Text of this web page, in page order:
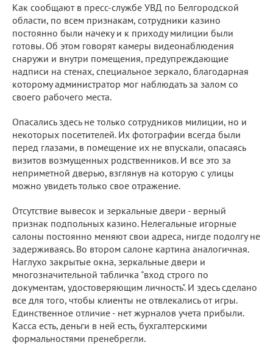
Как сообщают в пресс-службе УВД по Белгородской
области, по всем признакам, сотрудники казино
постоянно были начеку и к приходу милиции были
готовы. Об этом говорят камеры видеонаблюдения
снаружи и внутри помещения, предупреждающие
надписи на стенах, специальное зеркало, благодарная
которому администратор мог наблюдать за залом со
своего рабочего места.
Опасались здесь не только сотрудников милиции, но и
некоторых посетителей. Их фотографии всегда были
перед глазами, в помещение их не впускали, опасаясь
визитов возмущенных родственников. И все это за
неприметной дверью, взглянув на которую с улицы
можно увидеть только свое отражение.
Отсутствие вывесок и зеркальные двери - верный
признак подпольных казино. Нелегальные игорные
салоны постоянно меняют свои адреса, нигде подолгу не
задерживаясь. Во втором салоне картина аналогичная.
Наглухо закрытые окна, зеркальные двери и
многозначительной табличка "вход строго по
документам, удостоверяющим личность". И здесь сделано
все для того, чтобы клиенты не отвлекались от игры.
Единственное отличие - нет журналов учета прибыли.
Касса есть, деньги в ней есть, бухгалтерскими
формальностями пренебрегли.